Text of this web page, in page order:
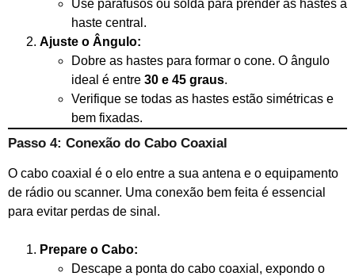
Use parafusos ou solda para prender as hastes à
haste central.
Ajuste o Ângulo:
Dobre as hastes para formar o cone. O ângulo
ideal é entre 30 e 45 graus.
Verifique se todas as hastes estão simétricas e
bem fixadas.
Passo 4: Conexão do Cabo Coaxial
O cabo coaxial é o elo entre a sua antena e o equipamento
de rádio ou scanner. Uma conexão bem feita é essencial
para evitar perdas de sinal.
Prepare o Cabo:
Descape a ponta do cabo coaxial, expondo o